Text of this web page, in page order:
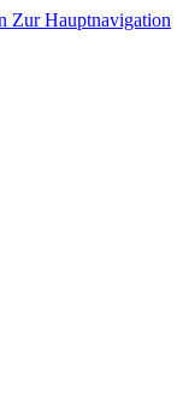
Zur Hauptnavigation